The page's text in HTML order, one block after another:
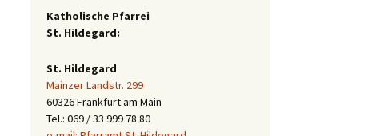
Katholische Pfarrei
St. Hildegard:
St. Hildegard
Mainzer Landstr. 299
60326 Frankfurt am Main
Tel.: 069 / 33 999 78 80